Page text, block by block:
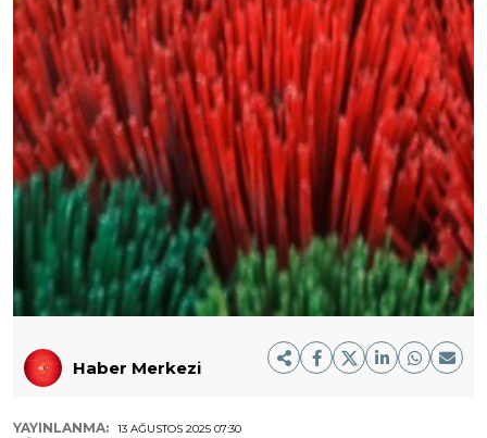
Haber Merkezi
YAYINLANMA: 13 AĞUSTOS 2025 07:30